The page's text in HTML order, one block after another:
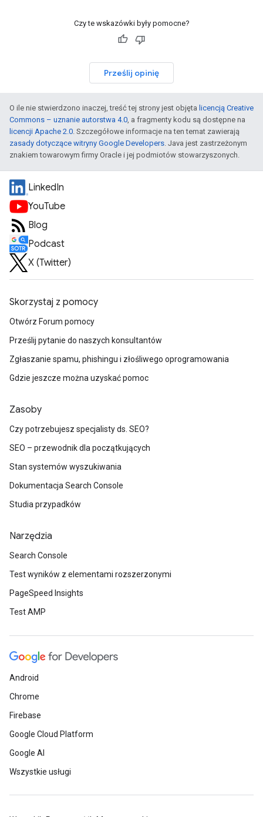
Czy te wskazówki były pomocne?
Prześlij opinię
O ile nie stwierdzono inaczej, treść tej strony jest objęta licencją Creative
Commons – uznanie autorstwa 4.0 , a fragmenty kodu są dostępne na
licencji Apache 2.0 . Szczegółowe informacje na ten temat zawierają
zasady dotyczące witryny Google Developers . Java jest zastrzeżonym
znakiem towarowym firmy Oracle i jej podmiotów stowarzyszonych.
LinkedIn
YouTube
Blog
Podcast
X (Twitter)
Skorzystaj z pomocy
Otwórz Forum pomocy
Prześlij pytanie do naszych konsultantów
Zgłaszanie spamu, phishingu i złośliwego oprogramowania
Gdzie jeszcze można uzyskać pomoc
Zasoby
Czy potrzebujesz specjalisty ds. SEO?
SEO – przewodnik dla początkujących
Stan systemów wyszukiwania
Dokumentacja Search Console
Studia przypadków
Narzędzia
Search Console
Test wyników z elementami rozszerzonymi
PageSpeed Insights
Test AMP
Android
Chrome
Firebase
Google Cloud Platform
Google AI
Wszystkie usługi